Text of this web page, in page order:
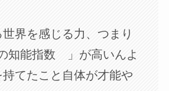
界を感じる力、つまり
知能指数 」が高いんよ
てたこと自体が才能や